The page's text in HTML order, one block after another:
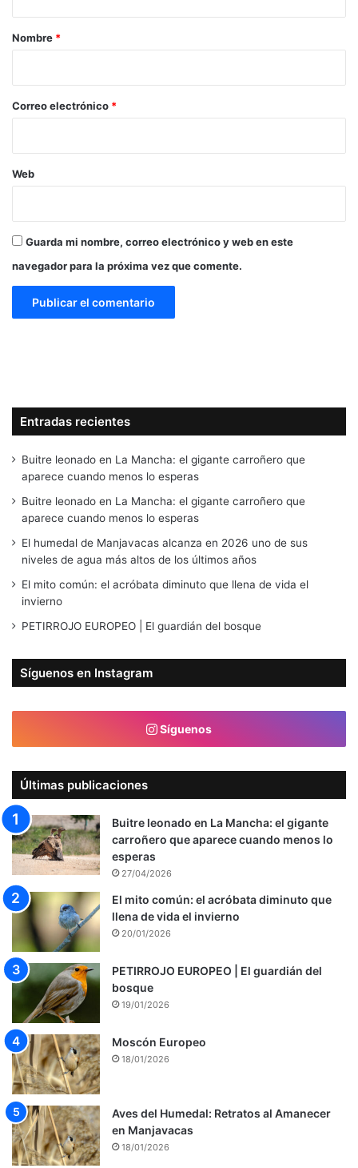
r
*
Nombre *
Correo electrónico *
Web
Guarda mi nombre, correo electrónico y web en este
navegador para la próxima vez que comente.
Entradas recientes
Buitre leonado en La Mancha: el gigante carroñero que
aparece cuando menos lo esperas
Buitre leonado en La Mancha: el gigante carroñero que
aparece cuando menos lo esperas
El humedal de Manjavacas alcanza en 2026 uno de sus
niveles de agua más altos de los últimos años
El mito común: el acróbata diminuto que llena de vida el
invierno
PETIRROJO EUROPEO | El guardián del bosque
Síguenos en Instagram
Síguenos
Últimas publicaciones
Buitre leonado en La Mancha: el gigante
carroñero que aparece cuando menos lo
esperas
27/04/2026
El mito común: el acróbata diminuto que
llena de vida el invierno
20/01/2026
PETIRROJO EUROPEO | El guardián del
bosque
19/01/2026
Moscón Europeo
18/01/2026
Aves del Humedal: Retratos al Amanecer
en Manjavacas
18/01/2026